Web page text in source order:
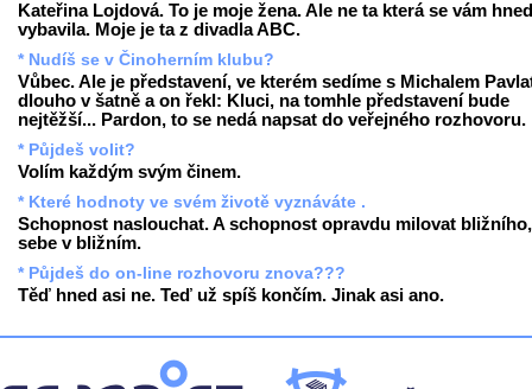
Kateřina Lojdová. To je moje žena. Ale ne ta která se vám hned
vybavila. Moje je ta z divadla ABC.
* Nudíš se v Činoherním klubu?
Vůbec. Ale je představení, ve kterém sedíme s Michalem
dlouho v šatně a on řekl: Kluci, na tomhle představení bude
nejtěžší... Pardon, to se nedá napsat do veřejného rozhovoru.
* Půjdeš volit?
Volím každým svým činem.
* Které hodnoty ve svém životě vyznáváte .
Schopnost naslouchat. A schopnost opravdu milovat
sebe v bližním.
* Půjdeš do on-line rozhovoru znova???
Těď hned asi ne. Teď už spíš končím. Jinak asi ano.